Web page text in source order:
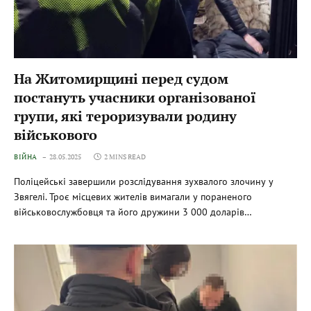
На Житомирщині перед судом
постануть учасники організованої
групи, які тероризували родину
військового
ВІЙНА 28.05.2025 2 MINS READ
Поліцейські завершили розслідування зухвалого злочину у
Звягелі. Троє місцевих жителів вимагали у пораненого
військовослужбовця та його дружини 3 000 доларів…